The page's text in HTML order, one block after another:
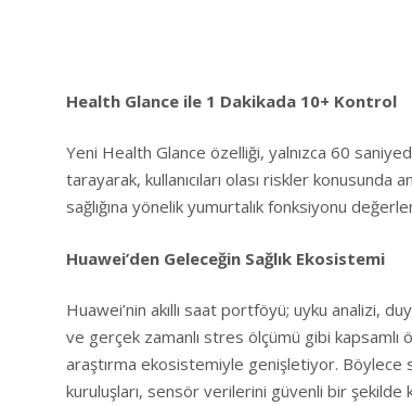
Health Glance ile 1 Dakikada 10+ Kontrol
Yeni Health Glance özelliği, yalnızca 60
tarayarak, kullanıcıları olası riskler konusunda
sağlığına yönelik yumurtalık fonksiyonu
Huawei’den Geleceğin Sağlık Ekosistemi
Huawei’nin akıllı saat portföyü; uyku analizi,
ve gerçek zamanlı stres ölçümü gibi kapsamlı
araştırma ekosistemiyle genişletiyor. Böylece
kuruluşları, sensör verilerini güvenli bir şekilde